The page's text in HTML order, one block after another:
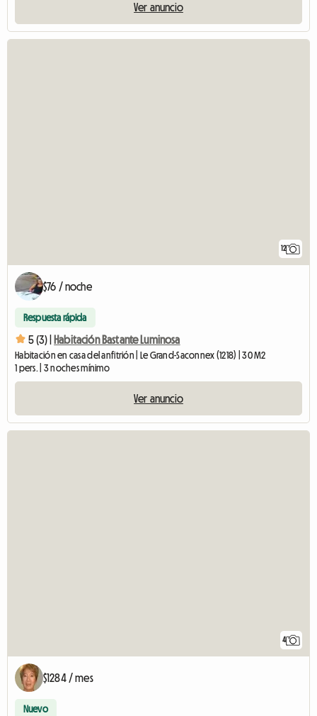
Ver anuncio
12
$76 / noche
Respuesta rápida
5 (3) | Habitación Bastante Luminosa
Habitación en casa del anfitrión | Le Grand-Saconnex (1218) | 30 M2
1 pers. | 3 noches mínimo
Ver anuncio
4
$1284 / mes
Nuevo